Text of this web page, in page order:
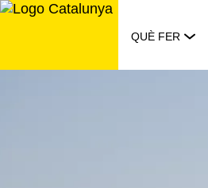
Saltar
QUÈ FER